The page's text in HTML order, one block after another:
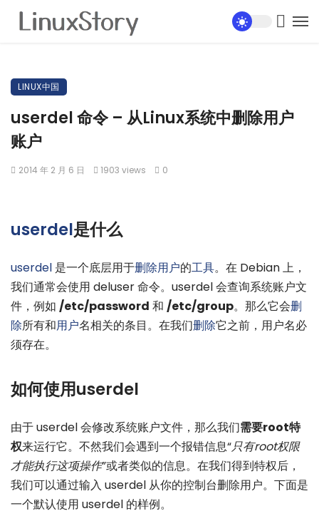
LINUX中国
userdel 命令 – 从Linux系统中删除用户
账户
2014 年 2 月 6 日 1903 views 0
userdel是什么
userdel 是一个底层用于删除用户的工具。在 Debian 上，
我们通常会使用 deluser 命令。userdel 会查询系统账户文
件，例如 /etc/password 和 /etc/group。那么它会删
除所有和用户名相关的条目。在我们删除它之前，用户名必
须存在。
如何使用userdel
由于 userdel 会修改系统账户文件，那么我们需要root特
权来运行它。不然我们会遇到一个报错信息“只有root权限
才能执行这项操作”或者类似的信息。在我们得到特权后，
我们可以通过输入 userdel 从你的控制台删除用户。下面是
一个默认使用 userdel 的样例。